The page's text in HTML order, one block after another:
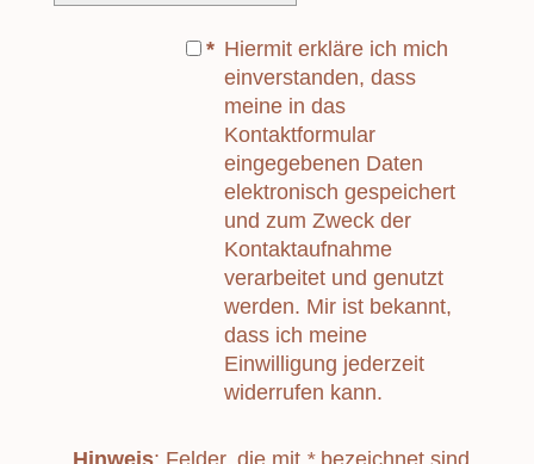
* Hiermit erkläre ich mich
einverstanden, dass
meine in das
Kontaktformular
eingegebenen Daten
elektronisch gespeichert
und zum Zweck der
Kontaktaufnahme
verarbeitet und genutzt
werden. Mir ist bekannt,
dass ich meine
Einwilligung jederzeit
widerrufen kann.